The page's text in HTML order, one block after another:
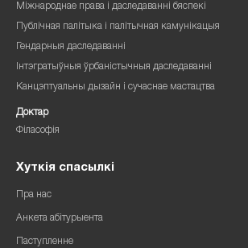
Міжнароднае права і даследаванні бяспекі
Публічная палітыка і палітычная камунікацыя
Гендарныя даследаванні
Інтэгратыўныя ўрбаністычныя даследаванні
Канцэптуальны дызайн і сучаснае мастацтва
Доктар
Філасофія
Хуткія спасылкі
Пра нас
Анкета абітурыента
Паступленне